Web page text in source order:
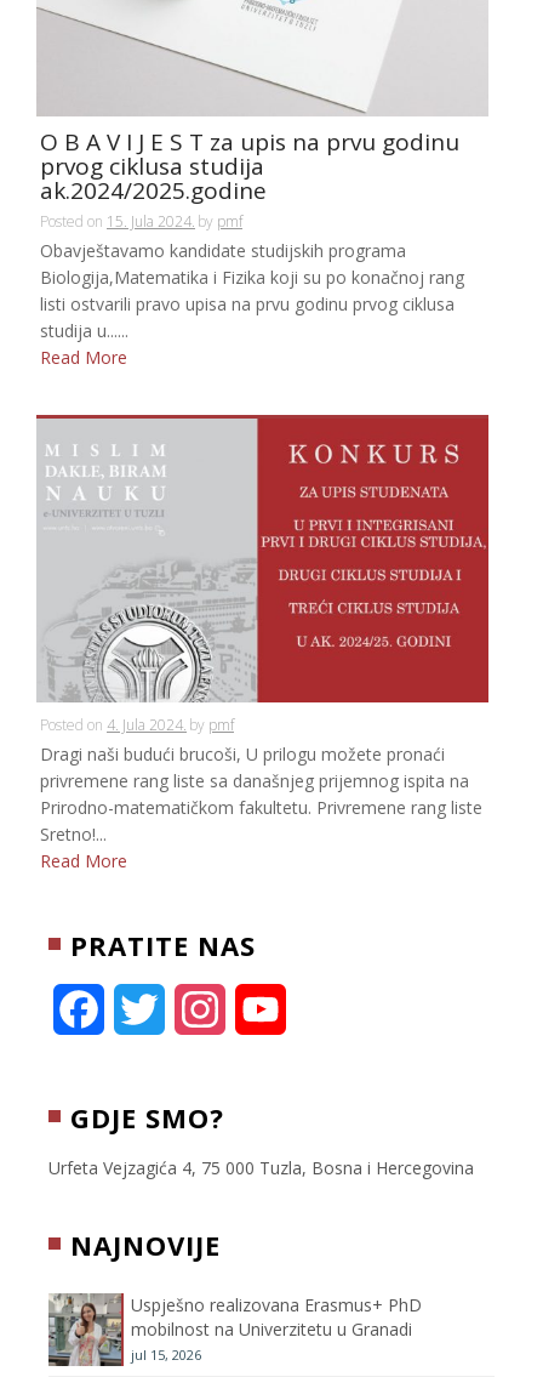
O B A V I J E S T za upis na prvu godinu
prvog ciklusa studija
ak.2024/2025.godine
Posted on 15. Jula 2024. by pmf
Obavještavamo kandidate studijskih programa
Biologija,Matematika i Fizika koji su po konačnoj rang
listi ostvarili pravo upisa na prvu godinu prvog ciklusa
studija u......
Read More
Posted on 4. Jula 2024. by pmf
Dragi naši budući brucoši, U prilogu možete pronaći
privremene rang liste sa današnjeg prijemnog ispita na
Prirodno-matematičkom fakultetu. Privremene rang liste
Sretno!...
Read More
PRATITE NAS
c
e
o
o
k
i
t
e
r
t
r
T
e
GDJE SMO?
Urfeta Vejzagića 4, 75 000 Tuzla, Bosna i Hercegovina
NAJNOVIJE
Uspješno realizovana Erasmus+ PhD
mobilnost na Univerzitetu u Granadi
jul 15, 2026